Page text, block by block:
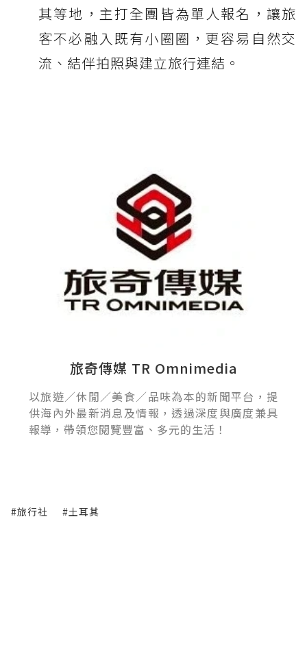
其等地，主打全團皆為單人報名，讓旅
客不必融入既有小圈圈，更容易自然交
流、結伴拍照與建立旅行連結。
旅奇傳媒 TR Omnimedia
以旅遊／休閒／美食／品味為本的新聞平台，提
供海內外最新消息及情報，透過深度與廣度兼具
報導，帶領您閱覽豐富、多元的生活！
#旅行社 #土耳其